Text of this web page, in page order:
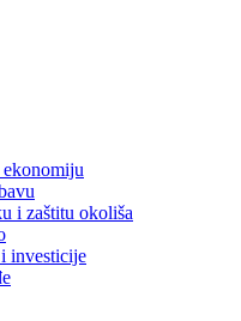
i zaštitu okoliša
investicije